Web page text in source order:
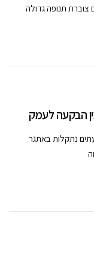
צוברת תנופה גדולה
הבקעה לעמק
נתקלות באתגר